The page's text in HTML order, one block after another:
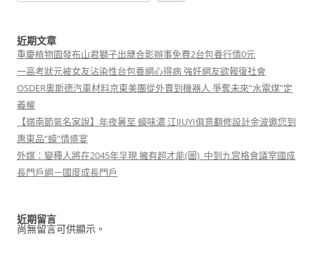
近期文章
重慶植物園發布山君獅子出籠合影辦事免費2台包養行情0元
一高考狀元被女友沾染性台包養網心得病 強奸網友欲報復社會
OSDER奧斯德汽車材料京東美團從外賣到機器人 爭奪未來“水電煤”定
義權
【嶺南節氣名家說】年夜暑至 蠔味濃 江JIUYI俱意翻修設計金波邀您到
惠東品“蠔”情盛宴
外媒：變種人將在2045年呈現 擁有超才能(圖)_中到九宮格會議室國成
長門戶網－國度成長門戶
近期留言
尚無留言可供顯示。